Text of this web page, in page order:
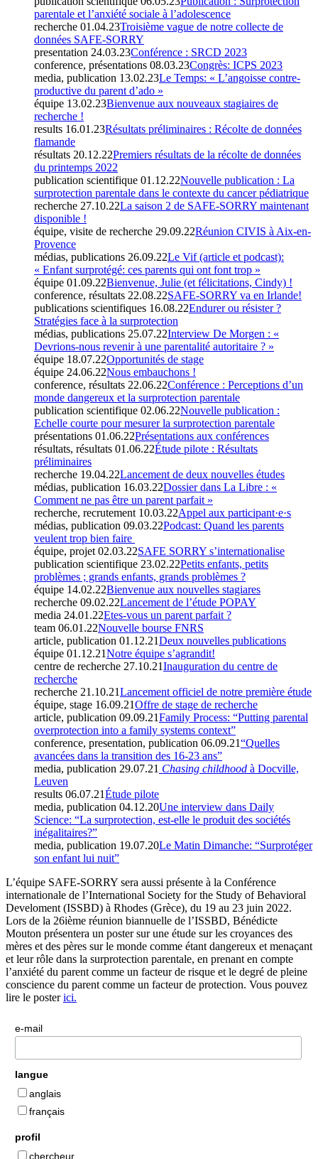
parentale et l’anxiété sociale à l’adolescence
recherche 01.04.23Troisième vague de notre collecte de
données SAFE-SORRY
presentation 24.03.23Conférence : SRCD 2023
conference, présentations 08.03.23Congrès: ICPS 2023
media, publication 13.02.23Le Temps: « L’angoisse contre-
productive du parent d’ado »
équipe 13.02.23Bienvenue aux nouveaux stagiaires de
recherche !
results 16.01.23Résultats préliminaires : Récolte de données
flamande
résultats 20.12.22Premiers résultats de la récolte de données
du printemps 2022
publication scientifique 01.12.22Nouvelle publication : La
surprotection parentale dans le contexte du cancer pédiatrique
recherche 27.10.22La saison 2 de SAFE-SORRY maintenant
disponible !
équipe, visite de recherche 29.09.22Réunion CIVIS à Aix-en-
Provence
médias, publications 26.09.22Le Vif (article et podcast):
« Enfant surprotégé: ces parents qui ont font trop »
équipe 01.09.22Bienvenue, Julie (et félicitations, Cindy) !
conference, résultats 22.08.22SAFE-SORRY va en Irlande!
publications scientifiques 16.08.22Endurer ou résister ?
Stratégies face à la surprotection
médias, publications 25.07.22Interview De Morgen : «
Devrions-nous revenir à une parentalité autoritaire ? »
équipe 18.07.22Opportunités de stage
équipe 24.06.22Nous embauchons !
conference, résultats 22.06.22Conférence : Perceptions d’un
monde dangereux et la surprotection parentale
publication scientifique 02.06.22Nouvelle publication :
Echelle courte pour mesurer la surprotection parentale
présentations 01.06.22Présentations aux conférences
résultats, résultats 01.06.22Étude pilote : Résultats
préliminaires
recherche 19.04.22Lancement de deux nouvelles études
médias, publication 16.03.22Dossier dans La Libre : «
Comment ne pas être un parent parfait »
recherche, recrutement 10.03.22Appel aux participant·e·s
médias, publication 09.03.22Podcast: Quand les parents
veulent trop bien faire
équipe, projet 02.03.22SAFE SORRY s’internationalise
publication scientifique 23.02.22Petits enfants, petits
problèmes ; grands enfants, grands problèmes ?
équipe 14.02.22Bienvenue aux nouvelles stagiares
recherche 09.02.22Lancement de l’étude POPAY
media 24.01.22Etes-vous un parent parfait ?
team 06.01.22Nouvelle bourse FNRS
article, publication 01.12.21Deux nouvelles publications
équipe 01.12.21Notre équipe s’agrandit!
centre de recherche 27.10.21Inauguration du centre de
recherche
recherche 21.10.21Lancement officiel de notre première étude
équipe, stage 16.09.21Offre de stage de recherche
article, publication 09.09.21Family Process: “Putting parental
overprotection into a family systems context”
conference, presentation, publication 06.09.21“Quelles
avancées dans la transition des 16-23 ans”
media, publication 29.07.21 Chasing childhood à Docville,
Leuven
results 06.07.21Étude pilote
media, publication 04.12.20Une interview dans Daily
Science: “La surprotection, est-elle le produit des sociétés
inégalitaires?”
media, publication 19.07.20Le Matin Dimanche: “Surprotéger
son enfant lui nuit”
L’équipe SAFE-SORRY sera aussi présente à la Conférence
internationale de l’International Society for the Study of Behavioral
Develoment (ISSBD) à Rhodes (Grèce), du 19 au 23 juin 2022.
Lors de la 26ième réunion biannuelle de l’ISSBD, Bénédicte
Mouton présentera un poster sur une étude sur les croyances des
mères et des pères sur le monde comme étant dangereux et menaçant
et leur rôle dans la surprotection parentale, en prenant en compte
l’anxiété du parent comme un facteur de risque et le degré de pleine
conscience du parent comme un facteur de protection. Vous pouvez
lire le posterici.
e-mail
langue
anglais
français
profil
chercheur